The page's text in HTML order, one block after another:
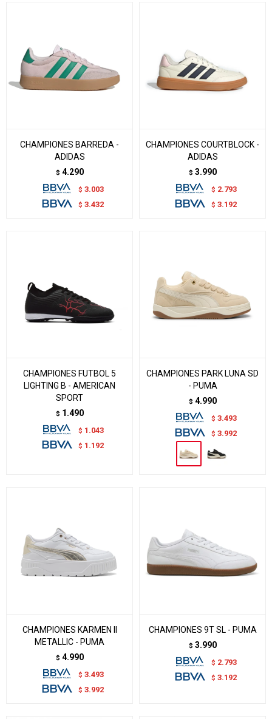
CHAMPIONES BARREDA -
ADIDAS
$ 4.290
$ 3.003
$ 3.432
CHAMPIONES COURTBLOCK -
ADIDAS
$ 3.990
$ 2.793
$ 3.192
CHAMPIONES FUTBOL 5
LIGHTING B - AMERICAN
SPORT
$ 1.490
$ 1.043
$ 1.192
CHAMPIONES PARK LUNA SD
- PUMA
$ 4.990
$ 3.493
$ 3.992
CHAMPIONES KARMEN II
METALLIC - PUMA
$ 4.990
$ 3.493
$ 3.992
CHAMPIONES 9T SL - PUMA
$ 3.990
$ 2.793
$ 3.192